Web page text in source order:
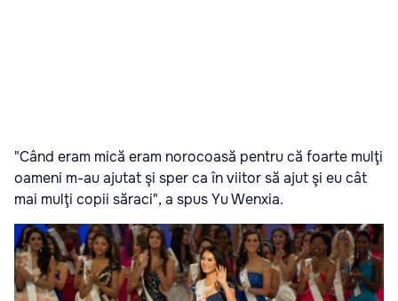
"Când eram mică eram norocoasă pentru că foarte mulţi
oameni m-au ajutat şi sper ca în viitor să ajut şi eu cât
mai mulţi copii săraci", a spus Yu Wenxia.